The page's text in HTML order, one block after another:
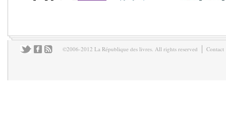
©2006-2012 La République des livres. All rights reserved Contact